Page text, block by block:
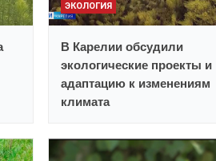
ЭКОЛОГИЯ
В Карелии обсудили
экологические проекты и
адаптацию к изменениям
климата